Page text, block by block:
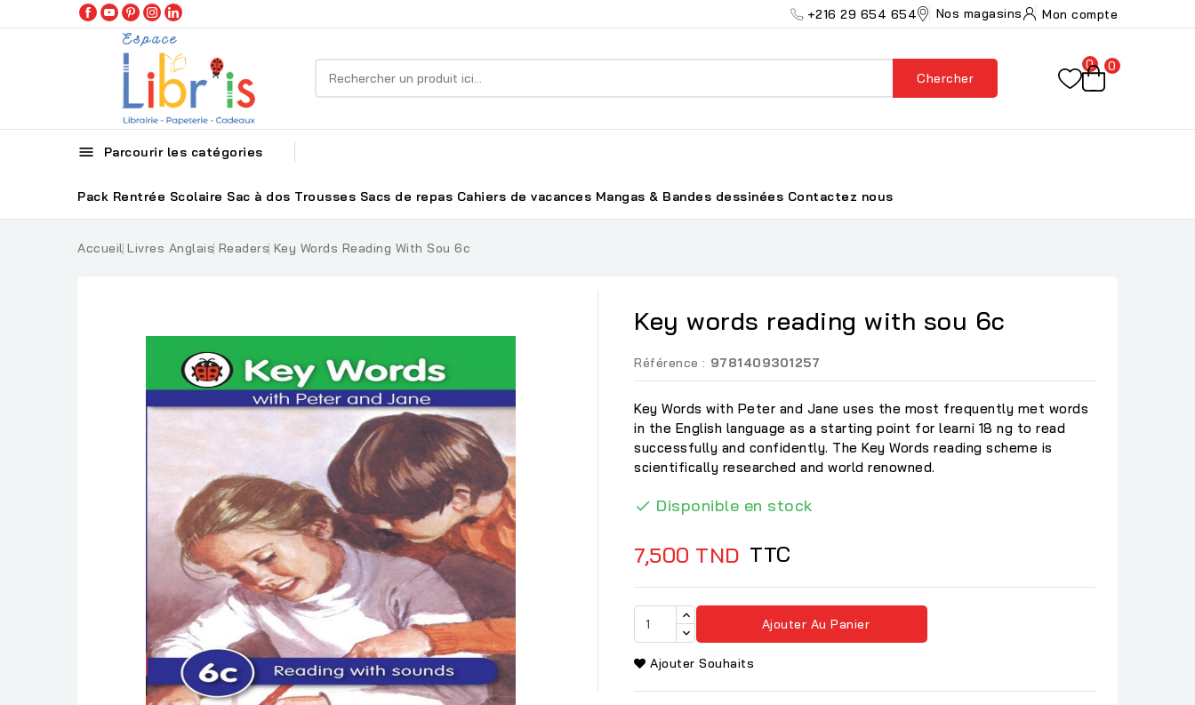
+216 29 654 654 Nos magasins Mon compte
Chercher
0 0
 Parcourir les catégories
Pack Rentrée Scolaire Sac à dos Trousses Sacs de repas Cahiers de vacances Mangas & Bandes dessinées Contactez nous
Accueil Livres Anglais Readers Key Words Reading With Sou 6c
Key words reading with sou 6c
Référence : 9781409301257
Key Words with Peter and Jane uses the most frequently met words
in the English language as a starting point for learni 18 ng to read
successfully and confidently. The Key Words reading scheme is
scientifically researched and world renowned.
 Disponible en stock
7,500 TND TTC
Ajouter Au Panier
Ajouter Souhaits